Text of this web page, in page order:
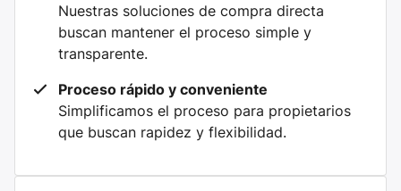
Nuestras soluciones de compra directa
buscan mantener el proceso simple y
transparente.
Proceso rápido y conveniente
Simplificamos el proceso para propietarios
que buscan rapidez y flexibilidad.